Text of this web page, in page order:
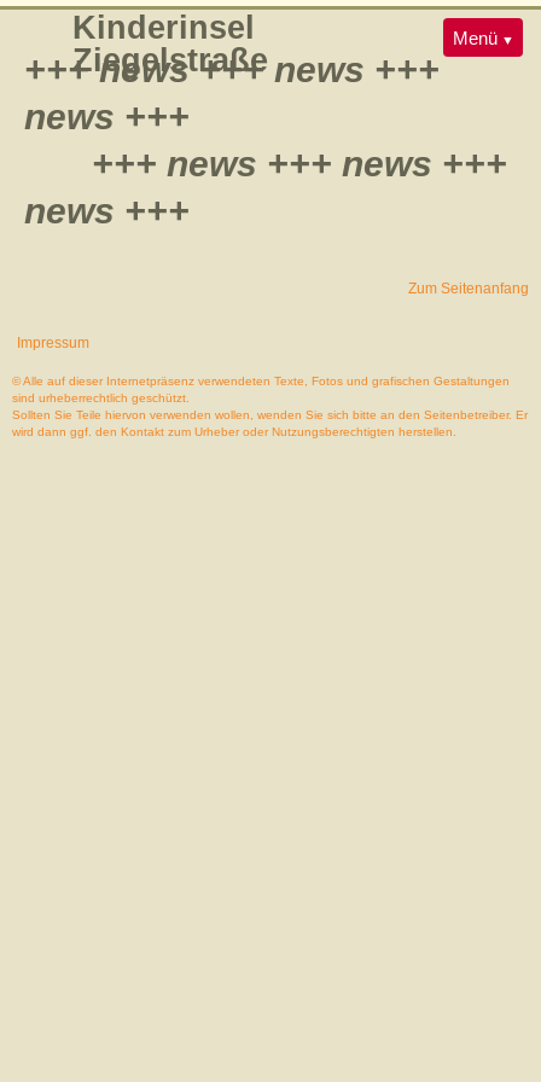
Kinderinsel
Ziegelstraße
Menü
Navigation
überspringen
Konzept
Team
Jobs
Kontakt
+++ news +++ news +++
news +++
+++ news +++ news +++
news +++
Zum Seitenanfang
Impressum
© Alle auf dieser Internetpräsenz verwendeten Texte, Fotos und grafischen Gestaltungen
sind urheberrechtlich geschützt.
Sollten Sie Teile hiervon verwenden wollen, wenden Sie sich bitte an den Seitenbetreiber. Er
wird dann ggf. den Kontakt zum Urheber oder Nutzungsberechtigten herstellen.